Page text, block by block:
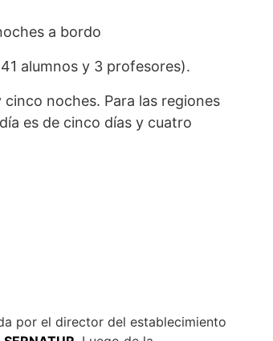
a bordo
alumnos y 3 profesores).
noches. Para las regiones
es de cinco días y cuatro
por el director del establecimiento